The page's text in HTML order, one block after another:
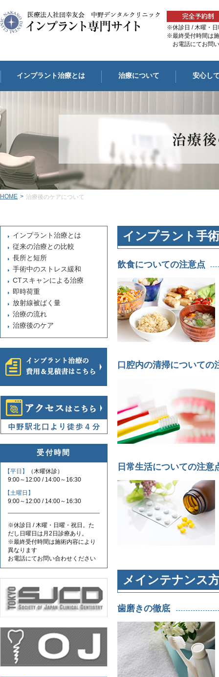
※休診日 / 木曜・
※最終受付時間は
お電話にてお問
インプラント治療とは 治療について 安心し
HOME > 治療後のケアについて
インプラント治療とは
従来の治療との比較
長所と短所
手術中のストレス緩和
CTスキャンによる治療
即時荷重
放射線被ばく量
治療の流れ
治療後のケア
受付時間
【平日】
（木曜休診）
9:00～12:00 / 14:00～16:30
【土曜日】
9:00～12:00 / 14:00～16:30
※休診日 / 木曜・日曜・祝日。た
だし日曜日は月2日診療あり。
※最終受付時間は施術内容により
異なります
お電話にてお問い合わせください
インプラント手
飲食についての注意点
口腔内の清掃についての
日常生活についての注意
メインテナンス
歯磨きの徹底